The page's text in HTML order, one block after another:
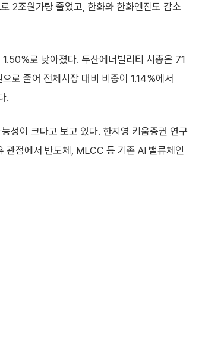
2조원가량 줄었고, 한화와 한화엔진도 감소
로 낮아졌다. 두산에너빌리티 시총은 71
로 줄어 전체시장 대비 비중이 1.14%에서
.
성이 크다고 보고 있다. 한지영 키움증권 연구
관점에서 반도체, MLCC 등 기존 AI 밸류체인